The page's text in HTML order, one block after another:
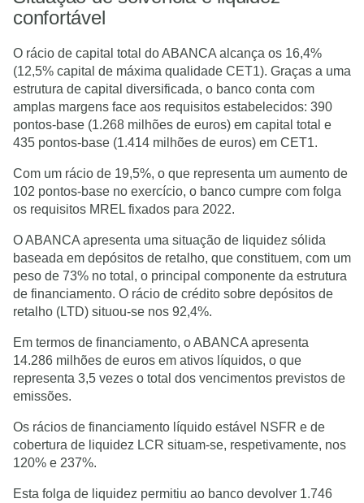
confortável
O rácio de capital total do ABANCA alcança os 16,4%
(12,5% capital de máxima qualidade CET1). Graças a uma
estrutura de capital diversificada, o banco conta com
amplas margens face aos requisitos estabelecidos: 390
pontos-base (1.268 milhões de euros) em capital total e
435 pontos-base (1.414 milhões de euros) em CET1.
Com um rácio de 19,5%, o que representa um aumento de
102 pontos-base no exercício, o banco cumpre com folga
os requisitos MREL fixados para 2022.
O ABANCA apresenta uma situação de liquidez sólida
baseada em depósitos de retalho, que constituem, com um
peso de 73% no total, o principal componente da estrutura
de financiamento. O rácio de crédito sobre depósitos de
retalho (LTD) situou-se nos 92,4%.
Em termos de financiamento, o ABANCA apresenta
14.286 milhões de euros em ativos líquidos, o que
representa 3,5 vezes o total dos vencimentos previstos de
emissões.
Os rácios de financiamento líquido estável NSFR e de
cobertura de liquidez LCR situam-se, respetivamente, nos
120% e 237%.
Esta folga de liquidez permitiu ao banco devolver 1.746